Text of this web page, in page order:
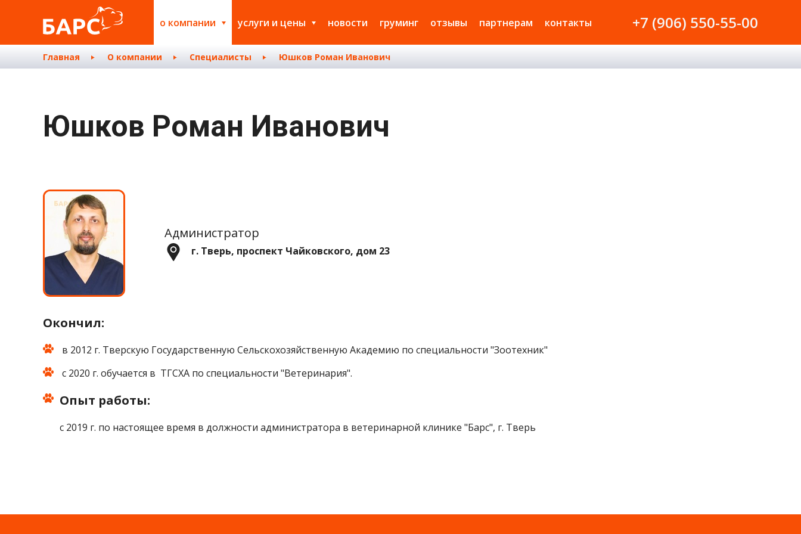
о компании услуги и цены новости груминг отзывы партнерам контакты +7 (906) 550-55-00
Главная О компании Специалисты Юшков Роман Иванович
Юшков Роман Иванович
Администратор
г. Тверь, проспект Чайковского, дом 23
Окончил:
в 2012 г. Тверскую Государственную Сельскохозяйственную Академию по специальности "Зоотехник"
с 2020 г. обучается в ТГСХА по специальности "Ветеринария".
Опыт работы:
с 2019 г. по настоящее время в должности администратора в ветеринарной клинике "Барс", г. Тверь